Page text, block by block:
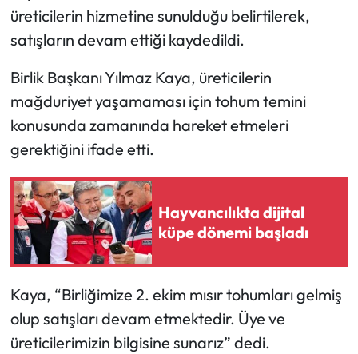
üreticilerin hizmetine sunulduğu belirtilerek,
satışların devam ettiği kaydedildi.
Birlik Başkanı Yılmaz Kaya, üreticilerin
mağduriyet yaşamaması için tohum temini
konusunda zamanında hareket etmeleri
gerektiğini ifade etti.
Hayvancılıkta dijital
küpe dönemi başladı
Kaya, “Birliğimize 2. ekim mısır tohumları gelmiş
olup satışları devam etmektedir. Üye ve
üreticilerimizin bilgisine sunarız” dedi.
Mecitözü Haberleri
Oğuzlar Haberleri
Ortaköy Haberleri
Osmancık Haberleri
Otomotiv
Resmi İlan
Sağlık